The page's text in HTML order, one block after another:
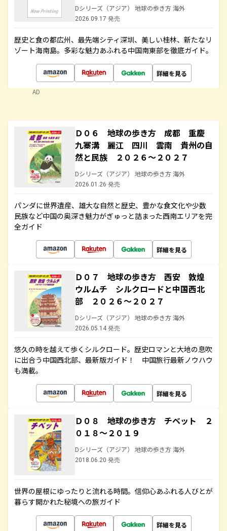
Dシリーズ（アジア） 地球の歩き方 海外
2026.09.17 発売
歴史と食の都広州、最先端シティ深圳、美しい桂林、新たなリ
ゾート海南島。多彩な魅力あふれる中国南東部を徹底ガイド。
詳細を見る
AD
Ｄ０６ 地球の歩き方 成都 重慶
九寨溝 麗江 四川 雲南 貴州の自
然と民族 ２０２６～２０２７
Dシリーズ（アジア） 地球の歩き方 海外
2026.01.26 発売
パンダに世界遺産、雄大な自然と歴史、豊かな食文化や少数
民族など中国の奥深き魅力がぎゅっと詰まった西南エリアを完
全ガイド
詳細を見る
Ｄ０７ 地球の歩き方 西安 敦煌
ウルムチ シルクロードと中国西北
部 ２０２６～２０２７
Dシリーズ（アジア） 地球の歩き方 海外
2026.05.14 発売
悠久の時を越えて歩くシルクロード。歴史ロマンと大地の息吹
に出合う中国西北部、最新版ガイド！ 中国旅行最新ノウハウ
も満載。
詳細を見る
Ｄ０８ 地球の歩き方 チベット ２
０１８～２０１９
Dシリーズ（アジア） 地球の歩き方 海外
2018.06.20 発売
世界の屋根にゆったりと流れる時間。信仰心あふれる人びとが
暮らす開かれた秘境への旅ガイド
詳細を見る